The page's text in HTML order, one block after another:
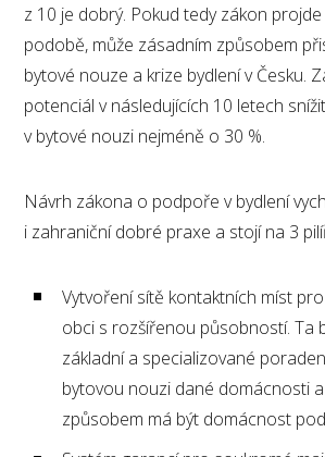
z 10 je dobrý. Pokud tedy zákon
podobě, může zásadním způsobem
bytové nouze a krize bydlení v Česku.
potenciál v následujících 10 letech
v bytové nouzi nejméně o 30 %.
Návrh zákona o podpoře v bydlení
i zahraniční dobré praxe a stojí na 3
Vytvoření sítě kontaktních míst
obci s rozšířenou působností. Ta
základní a specializované
bytovou nouzi dané domácnosti
způsobem má být domácnost